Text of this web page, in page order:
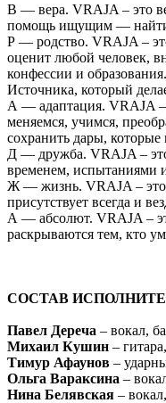
В — вера. VRAJA – это
помощь ищущим —
Р — родство. VRAJA –
оценит любой человек,
конфессии и
Источника, который
А — адаптация. VRAJA
меняемся, учимся,
сохранить дары,
Д — дружба. VRAJA –
временем, испытаниями
Ж — жизнь. VRAJA – это
присутствует всегда и
А — абсолют. VRAJA –
раскрываются тем, кто
СОСТАВ
Павел Дереча – вокал,
Михаил Кушин –
Тимур Афаунов –
Ольга Вараксина –
Нина Белявская –